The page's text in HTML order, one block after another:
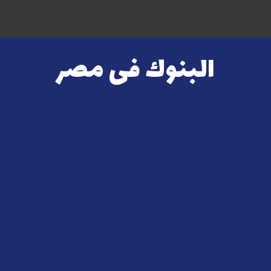
البنوك فى مصر